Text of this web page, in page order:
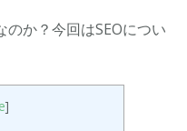
のか？今回はSEOについ
]